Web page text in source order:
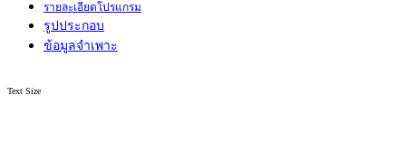
รายละเอียดโปรแกรม
รูปประกอบ
ข้อมูลจำเพาะ
Text Size